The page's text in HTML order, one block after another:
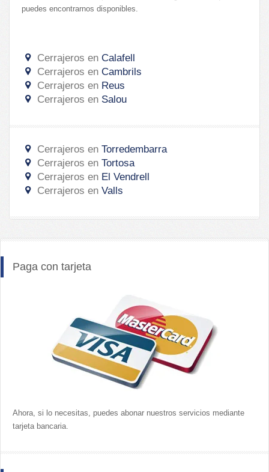
puedes encontrarnos disponibles.
Cerrajeros en Calafell
Cerrajeros en Cambrils
Cerrajeros en Reus
Cerrajeros en Salou
Cerrajeros en Torredembarra
Cerrajeros en Tortosa
Cerrajeros en El Vendrell
Cerrajeros en Valls
Paga con tarjeta
Ahora, si lo necesitas, puedes abonar nuestros servicios mediante
tarjeta bancaria.